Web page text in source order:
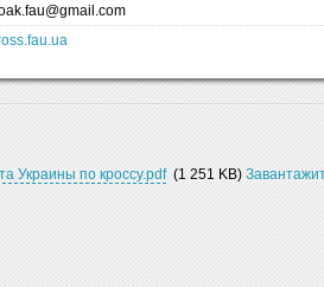
Украины по кроссу.pdf (1 251 KB)